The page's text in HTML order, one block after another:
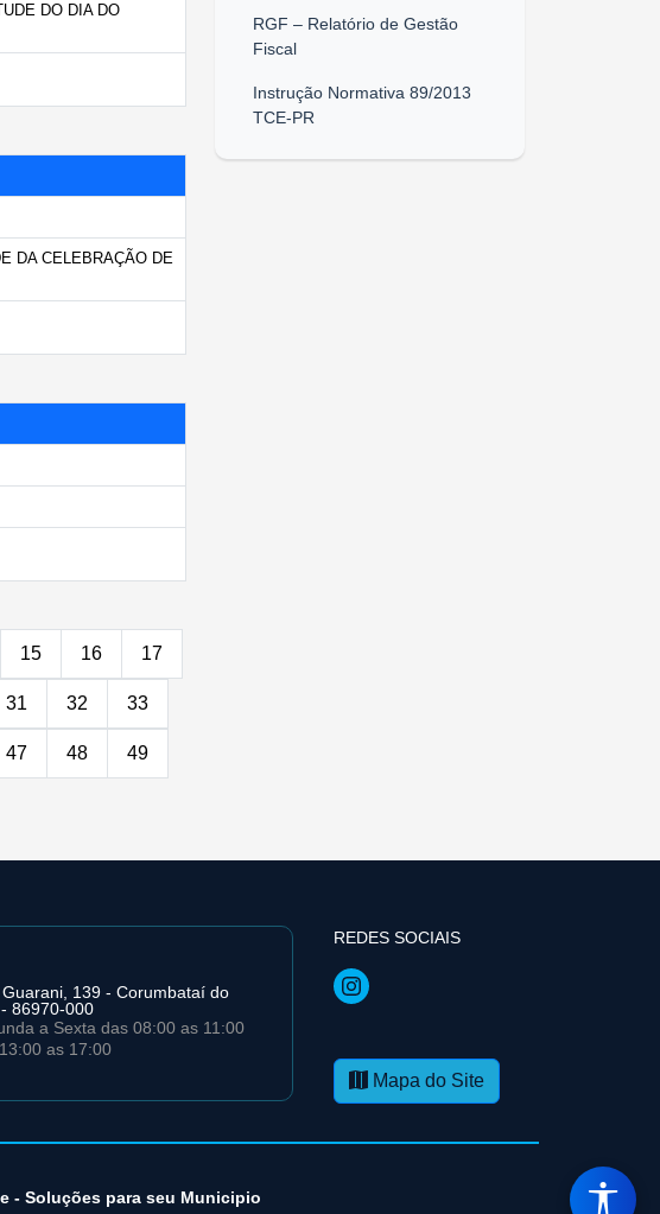
DO DIA DO
DA CELEBRAÇÃO DE
15 16 17
31 32 33
47 48 49
RGF – Relatório de Gestão
Fiscal
Instrução Normativa 89/2013
TCE-PR
Guarani, 139 - Corumbataí­ do
86970-000
a Sexta das 08:00 as 11:00
as 17:00
REDES SOCIAIS
Mapa do Site
- Soluções para seu Municipio